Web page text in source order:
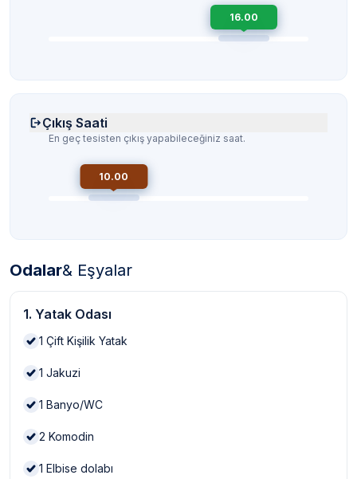
16.00
Çıkış Saati
En geç tesisten çıkış yapabileceğiniz saat.
10.00
Odalar& Eşyalar
1. Yatak Odası
1 Çift Kişilik Yatak
1 Jakuzi
1 Banyo/WC
2 Komodin
1 Elbise dolabı